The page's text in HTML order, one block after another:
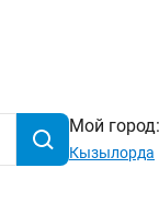
Мой город:
Кызылорда